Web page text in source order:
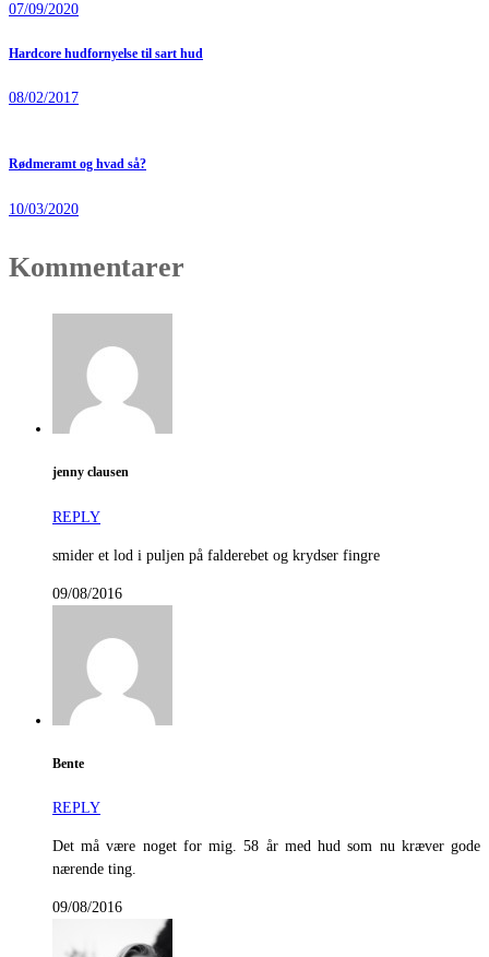
07/09/2020
Hardcore hudfornyelse til sart hud
08/02/2017
Rødmeramt og hvad så?
10/03/2020
Kommentarer
jenny clausen
REPLY
smider et lod i puljen på falderebet og krydser fingre
09/08/2016
Bente
REPLY
Det må være noget for mig. 58 år med hud som nu kræver gode
nærende ting.
09/08/2016